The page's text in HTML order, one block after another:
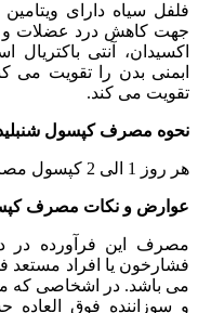
جهت کاهش درد عضلات و
اکسیدان، آنتی
ابمنی بدن را تقویت می
تقویت می کند.
نحوه مصرف کپسول
هر روز 1 الی 2 کپسول مصرف شود.
عوارض و نکات مصرف
مصرف این فرآورده در
می باشد. در اشخاصی که
و سوزاننده فوق